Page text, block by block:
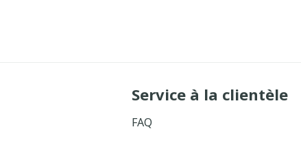
Service à la clientèle
FAQ